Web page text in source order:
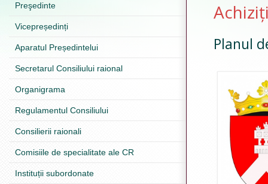
Preşedinte
Vicepreședinți
Aparatul Președintelui
Secretarul Consiliului raional
Organigrama
Regulamentul Consiliului
Consilierii raionali
Comisiile de specialitate ale CR
Instituții subordonate
Planul